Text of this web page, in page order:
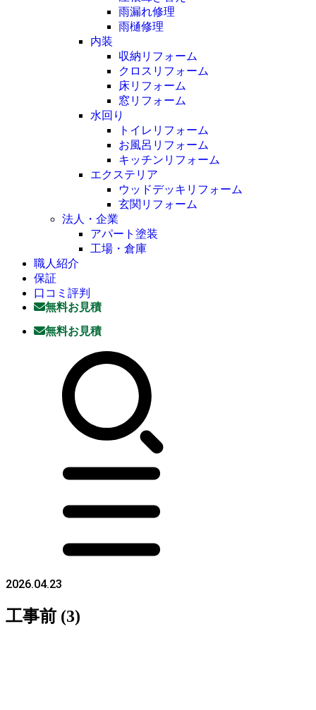
雨漏れ修理
雨樋修理
内装
収納リフォーム
クロスリフォーム
床リフォーム
窓リフォーム
水回り
トイレリフォーム
お風呂リフォーム
キッチンリフォーム
エクステリア
ウッドデッキリフォーム
玄関リフォーム
法人・企業
アパート塗装
工場・倉庫
職人紹介
保証
口コミ評判
無料お見積
無料お見積
2026.04.23
工事前 (3)